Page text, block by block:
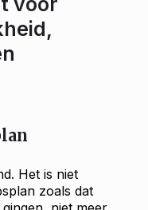
Het is niet
zoals dat